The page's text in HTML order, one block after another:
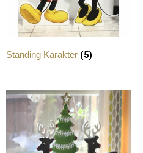
Standing Karakter (5)